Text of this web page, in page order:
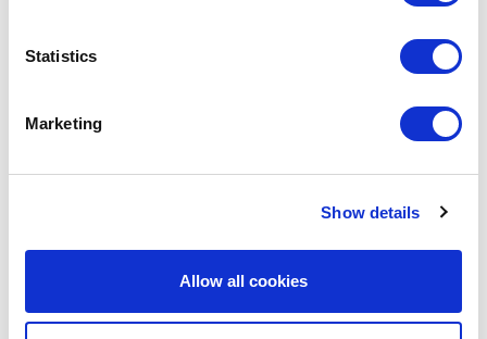
Statistics
Marketing
Show details
Allow all cookies
PV-RPT-2004 TASSEN
VORRÄTIG